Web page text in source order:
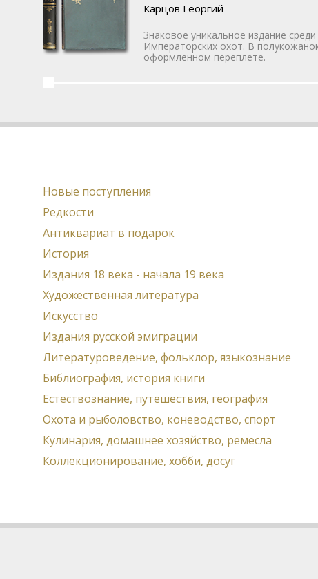
Карцов Георгий
Знаковое уникальное издание
Императорских охот. В
оформленном переплете.
Новые поступления
Редкости
Антиквариат в подарок
История
Издания 18 века - начала 19 века
Художественная литература
Искусство
Издания русской эмиграции
Литературоведение, фольклор, языкознание
Библиография, история книги
Естествознание, путешествия, география
Охота и рыболовство, коневодство, спорт
Кулинария, домашнее хозяйство, ремесла
Коллекционирование, хобби, досуг